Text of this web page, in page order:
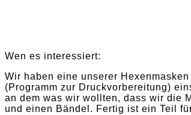
Wen es interessiert:
Wir haben eine unserer
(Programm zur Druckvorbereitung)
an dem was wir wollten, dass wir die
und einen Bändel. Fertig ist ein Teil